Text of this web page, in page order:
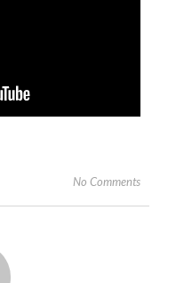
No Comments